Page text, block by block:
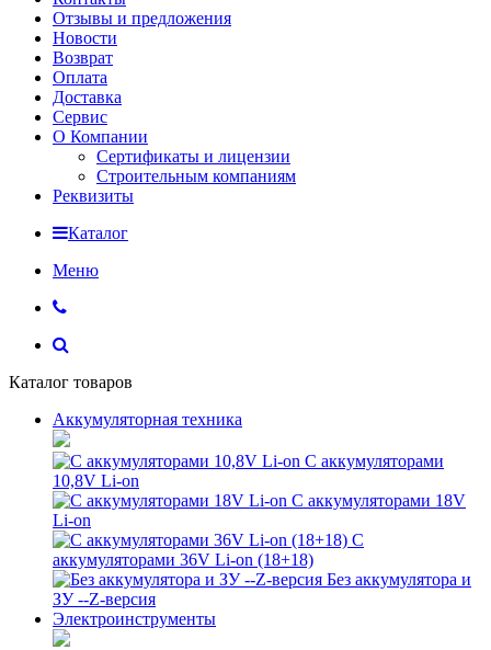
Отзывы и предложения
Новости
Возврат
Оплата
Доставка
Сервис
О Компании
Сертификаты и лицензии
Строительным компаниям
Реквизиты
Каталог
Меню
Каталог товаров
Аккумуляторная техника
С аккумуляторами
10,8V Li-on
С аккумуляторами 18V
Li-on
С
аккумуляторами 36V Li-on (18+18)
Без аккумулятора и
ЗУ --Z-версия
Электроинструменты